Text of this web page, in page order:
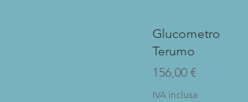
Vista rapida
Glucometro
Terumo
Prezzo
156,00 €
IVA inclusa